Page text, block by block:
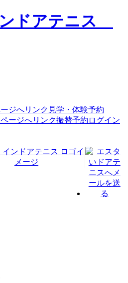
見学・体験予約
振替予約ログイン